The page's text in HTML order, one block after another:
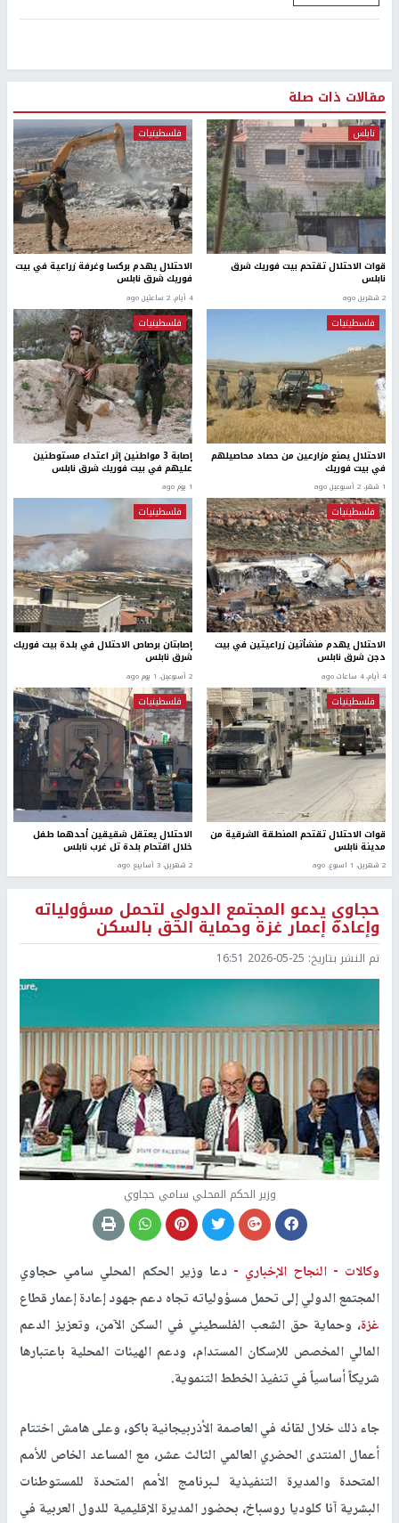
مقالات ذات صلة
نابلس
قوات الاحتلال تقتحم بيت فوريك شرق
نابلس
2 شهرين ago
فلسطينيات
الاحتلال يهدم بركسا وغرفة زراعية في بيت
فوريك شرق نابلس
4 أيام، 2 ساعتين ago
فلسطينيات
الاحتلال يمنع مزارعين من حصاد محاصيلهم
في بيت فوريك
1 شهر، 2 أسبوعين ago
فلسطينيات
إصابة 3 مواطنين إثر اعتداء مستوطنين
عليهم في بيت فوريك شرق نابلس
1 يوم ago
فلسطينيات
الاحتلال يهدم منشأتين زراعيتين في بيت
دجن شرق نابلس
4 أيام، 4 ساعات ago
فلسطينيات
إصابتان برصاص الاحتلال في بلدة بيت فوريك
شرق نابلس
2 أسبوعين، 1 يوم ago
فلسطينيات
قوات الاحتلال تقتحم المنطقة الشرقية من
مدينة نابلس
2 شهرين، 1 اسبوع. ago
فلسطينيات
الاحتلال يعتقل شقيقين أحدهما طفل
خلال اقتحام بلدة تل غرب نابلس
2 شهرين، 3 أسابيع ago
حجاوي يدعو المجتمع الدولي لتحمل مسؤولياته
وإعادة إعمار غزة وحماية الحق بالسكن
تم النشر بتاريخ: 2026-05-25 16:51
وزير الحكم المحلي سامي حجاوي
وكالات -النجاح الإخباري - دعا وزير الحكم المحلي سامي حجاوي
المجتمع الدولي إلى تحمل مسؤولياته تجاه دعم جهود إعادة إعمار قطاع
غزة، وحماية حق الشعب الفلسطيني في السكن الآمن، وتعزيز الدعم
المالي المخصص للإسكان المستدام، ودعم الهيئات المحلية باعتبارها
شريكاً أساسياً في تنفيذ الخطط التنموية.
جاء ذلك خلال لقائه في العاصمة الأذربيجانية باكو، وعلى هامش اختتام
أعمال المنتدى الحضري العالمي الثالث عشر، مع المساعد الخاص للأمم
المتحدة والمديرة التنفيذية لـبرنامج الأمم المتحدة للمستوطنات
البشرية آنا كلوديا روسباخ، بحضور المديرة الإقليمية للدول العربية في